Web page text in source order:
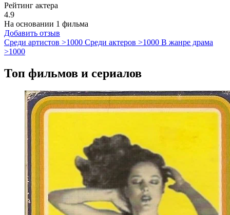
Рейтинг актера
4.9
На основании 1 фильма
Добавить отзыв
Среди артистов >1000 Среди актеров >1000 В жанре драма
>1000
Топ фильмов и сериалов